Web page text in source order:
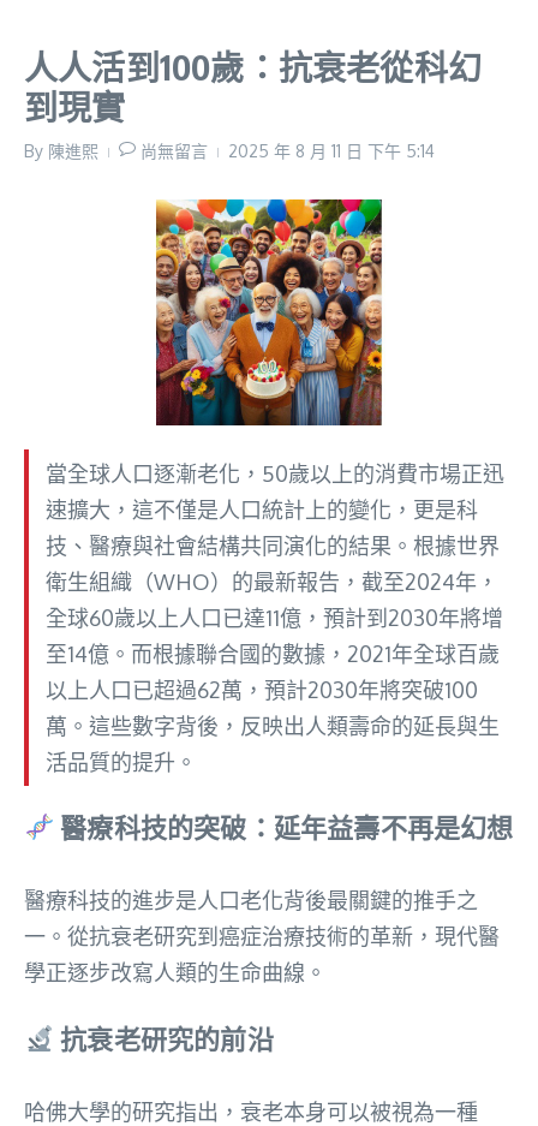
人人活到100歲：抗衰老從科幻
到現實
By 陳進𤋮 尚無留言 2025 年 8 月 11 日 下午 5:14
當全球人口逐漸老化，50歲以上的消費市場正迅
速擴大，這不僅是人口統計上的變化，更是科
技、醫療與社會結構共同演化的結果。根據世界
衛生組織（WHO）的最新報告，截至2024年，
全球60歲以上人口已達11億，預計到2030年將增
至14億。而根據聯合國的數據，2021年全球百歲
以上人口已超過62萬，預計2030年將突破100
萬。這些數字背後，反映出人類壽命的延長與生
活品質的提升。
醫療科技的突破：延年益壽不再是幻想
醫療科技的進步是人口老化背後最關鍵的推手之
一。從抗衰老研究到癌症治療技術的革新，現代醫
學正逐步改寫人類的生命曲線。
抗衰老研究的前沿
哈佛大學的研究指出，衰老本身可以被視為一種